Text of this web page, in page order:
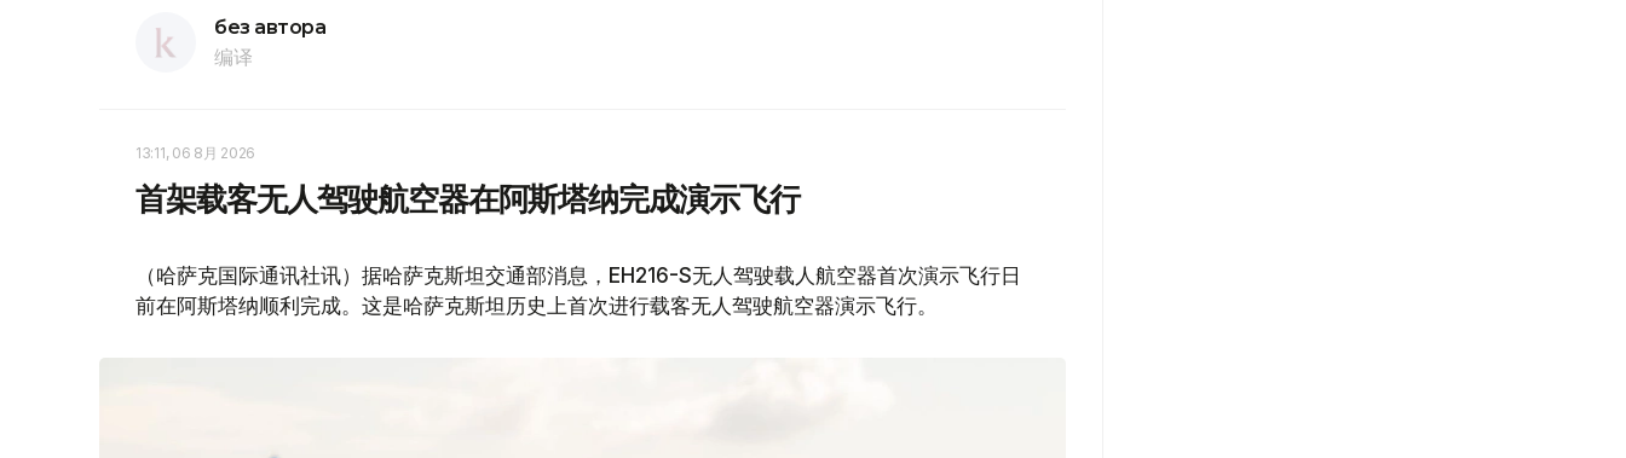
без автора
编译
13:11, 06 8月 2026
首架载客无人驾驶航空器在阿斯塔纳完成演示飞行
（哈萨克国际通讯社讯）据哈萨克斯坦交通部消息，EH216-S无人驾驶载人航空器首次演示飞行日
前在阿斯塔纳顺利完成。这是哈萨克斯坦历史上首次进行载客无人驾驶航空器演示飞行。